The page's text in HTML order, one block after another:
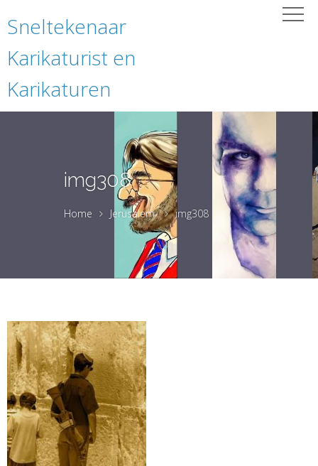
Sneltekenaar
Karikaturist en
Karikaturen
img308
Home Jerusalem img308